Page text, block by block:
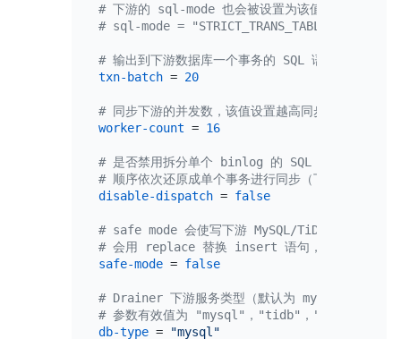
# 下游的 sql-mode 也会被设置为该值
# sql-mode =
# 输出到下游数据库一个事务的 SQL 语句数量 (默
txn-batch = 20
# 同步下游的并发数，该值设置越高同步的吞吐性
worker-count = 16
# 是否禁用拆分单个 binlog 的 SQL 的功能，如
# 顺序依次还原成单个事务进行同步（下游服务类
disable-dispatch = false
# safe mode 会使写下游 MySQL/TiDB 可被重复写
# 会用 replace 替换 insert 语句，用 delete
safe-mode = false
# Drainer 下游服务类型（默认为 mysql）
# 参数有效值为 "mysql"，"tidb"，"file"，
db-type = "mysql"